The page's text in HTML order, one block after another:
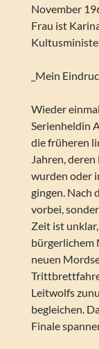
November
Frau ist
_Mein
Wieder
Serienheldin
die früheren
Jahren,
wurden oder
gingen. Nach
vorbei,
Zeit ist
bürgerlichem
neuen
Leitwolfs
begleichen.
Finale